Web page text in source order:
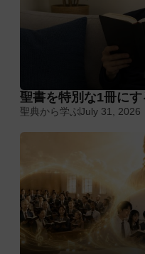
聖書を特別な1冊に
聖典から学ぶJuly 31, 2026